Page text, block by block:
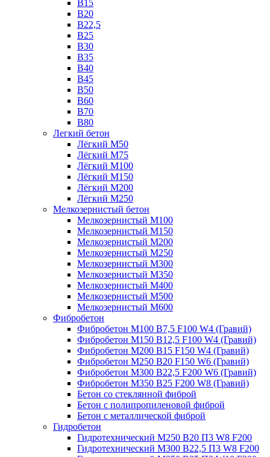
B15
B20
В22,5
В25
B30
В35
B40
В45
B50
B60
B70
B80
Легкий бетон
Лёгкий М50
Лёгкий М75
Лёгкий М100
Лёгкий М150
Лёгкий М200
Лёгкий М250
Мелкозернистый бетон
Мелкозернистый М100
Мелкозернистый М150
Мелкозернистый М200
Мелкозернистый М250
Мелкозернистый М300
Мелкозернистый М350
Мелкозернистый М400
Мелкозернистый М500
Мелкозернистый М600
Фибробетон
Фибробетон М100 B7,5 F100 W4 (Гравий)
Фибробетон М150 B12,5 F100 W4 (Гравий)
Фибробетон М200 B15 F150 W4 (Гравий)
Фибробетон М250 B20 F150 W6 (Гравий)
Фибробетон М300 B22,5 F200 W6 (Гравий)
Фибробетон М350 B25 F200 W8 (Гравий)
Бетон со стеклянной фиброй
Бетон с полипропиленовой фиброй
Бетон с металлической фиброй
Гидробетон
Гидротехнический М250 B20 П3 W8 F200
Гидротехнический М300 B22,5 П3 W8 F200